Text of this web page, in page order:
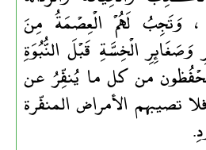
، وَتَجِبُ لَهُمْ الْعِصْمَةُ مِنَ
الْخِسَّةِ قَبْلَ النُّبُوَةِ
مَحْفُظون من كل ما يُنفِّرُ عن
تصيبهم الأمراض المنفّرة